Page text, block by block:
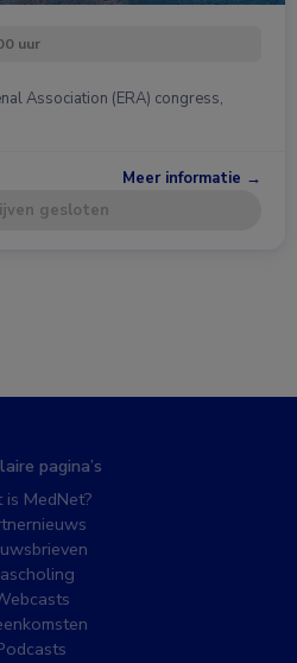
uur
Association (ERA) congress,
Meer informatie →
gesloten
pagina’s
is MedNet?